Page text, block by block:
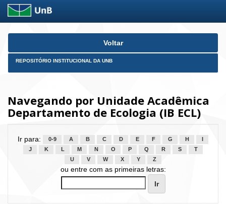
Skip
Voltar
REPOSITÓRIO INSTITUCIONAL DA UNB
Navegando por Unidade Acadêmica
Departamento de Ecologia (IB ECL)
Ir para: 0-9 A B C D E F G H
J
K L M N O P Q R S
T
U
V W X Y Z
ou entre com as primeiras letras: